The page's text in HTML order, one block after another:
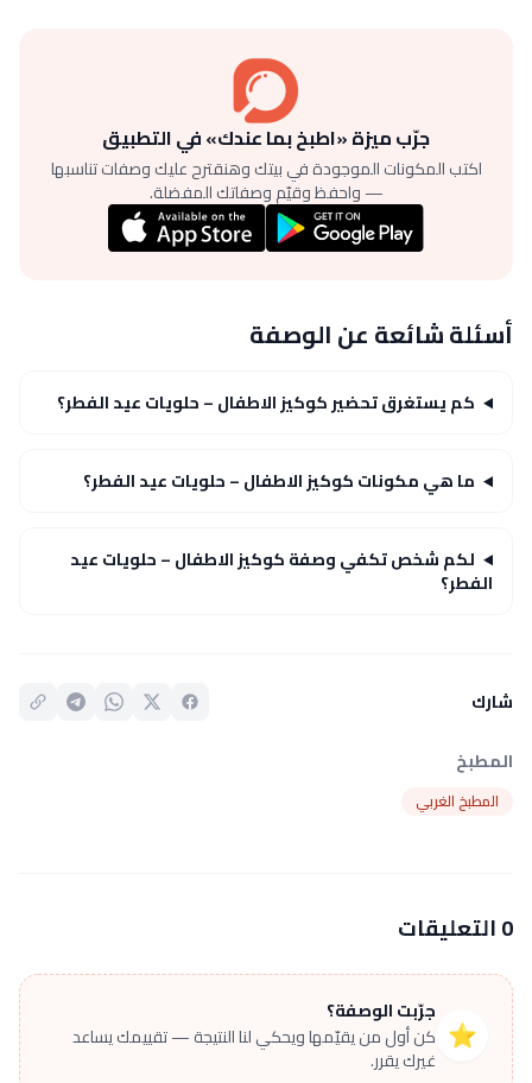
جرّب ميزة «اطبخ بما عندك» في التطبيق
اكتب المكونات الموجودة في بيتك وهنقترح عليك وصفات تناسبها
— واحفظ وقيّم وصفاتك المفضلة.
أسئلة شائعة عن الوصفة
كم يستغرق تحضير كوكيز الاطفال – حلويات عيد الفطر؟
ما هي مكونات كوكيز الاطفال – حلويات عيد الفطر؟
لكم شخص تكفي وصفة كوكيز الاطفال – حلويات عيد
الفطر؟
شارك
المطبخ
المطبخ الغربي
0 التعليقات
⭐
جرّبت الوصفة؟
كن أول من يقيّمها ويحكي لنا النتيجة — تقييمك يساعد
غيرك يقرر.